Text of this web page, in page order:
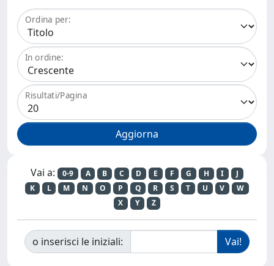
Ordina per:
In ordine:
Risultati/Pagina
Vai a: 0-9 A B C D E F G H I
J
K
L M N O P Q R S T U V
W
X
Y Z
o inserisci le iniziali: